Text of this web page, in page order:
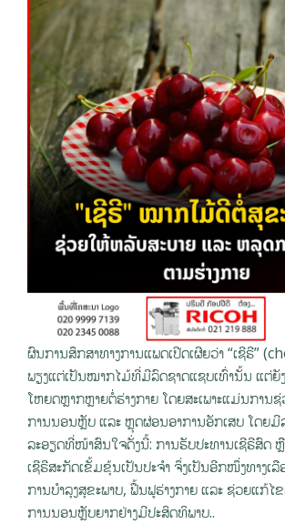
ຜົນການສຶກສາທາງການແພດເປີດເຜີຍວ່າ “ເຊີຣີ”
ພຽງແຕ່ເປັນໝາກໄມ້ທີ່ມີລົດຊາດແຊບເທົ່ານັ້ນ ແຕ່ຍັ
ໂຫຍດຫຼາກຫຼາຍຕໍ່ຮ່າງກາຍ ໂດຍສະເພາະແມ່ນການຊ່
ການນອນຫຼັບ ແລະ ຫຼຸດຜ່ອນອາການອັກເສບ ໂດຍມີ
ລະອຽດທີ່ໜ້າສົນໃຈດັ່ງນີ້: ການຮັບປະທານເຊີຣີສົດ
ເຊີຣີສະກັດເຂັ້ມຂຸ້ນເປັນປະຈຳ ຈຶ່ງເປັນອີກໜຶ່ງທາງເ
ການບຳລຸງສຸຂະພາບ, ຟື້ນຟູຮ່າງກາຍ ແລະ ຊ່ວຍແກ້ໄ
ການນອນຫຼັບຍາກຢ່າງມີປະສິດທິພາບ..